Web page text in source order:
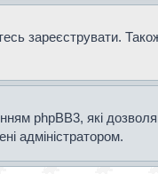
зареєструвати.
phpBB3, які
адміністратором.